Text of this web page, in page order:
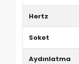
Hertz
Soket
Aydınlatma